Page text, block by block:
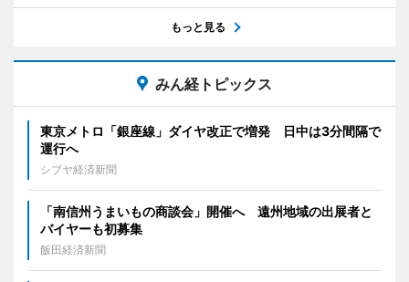
もっと見る
みん経トピックス
東京メトロ「銀座線」ダイヤ改正で増発 日中は3分間隔で
運行へ
シブヤ経済新聞
「南信州うまいもの商談会」開催へ 遠州地域の出展者と
バイヤーも初募集
飯田経済新聞